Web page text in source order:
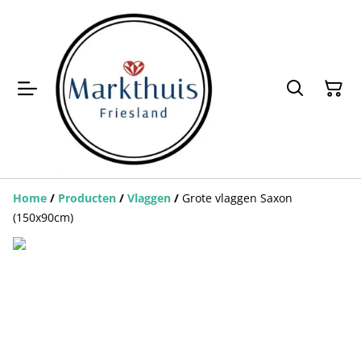
Home / Producten / Vlaggen / Grote vlaggen Saxon
(150x90cm)